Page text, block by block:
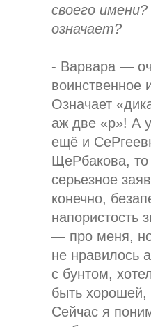
своего
означает?
- Варвара —
воинственное
Означает
аж две «р»! А
ещё и
ЩеРбакова,
серьезное
конечно,
напористость
— про меня,
не нравилось
с бунтом,
быть хорошей,
Сейчас я